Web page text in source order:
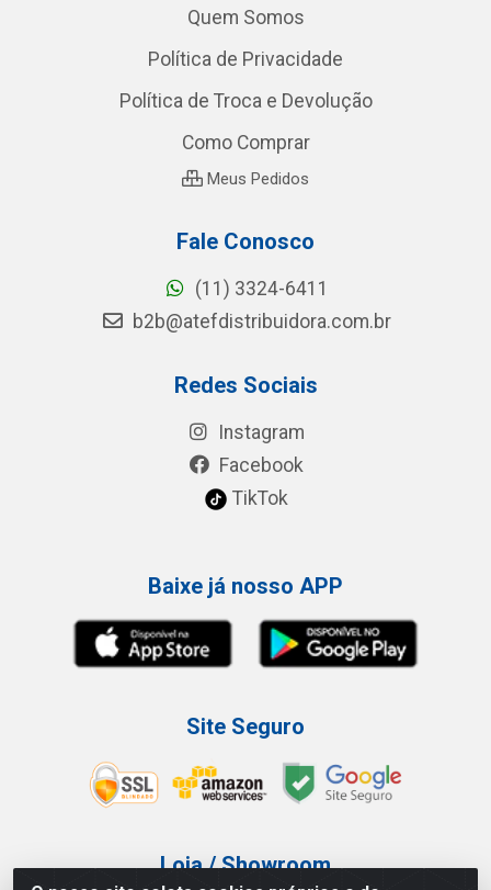
Quem Somos
Política de Privacidade
Política de Troca e Devolução
Como Comprar
Meus Pedidos
Fale Conosco
(11) 3324-6411
b2b@atefdistribuidora.com.br
Redes Sociais
Instagram
Facebook
TikTok
Baixe já nosso APP
Site Seguro
Loja / Showroom